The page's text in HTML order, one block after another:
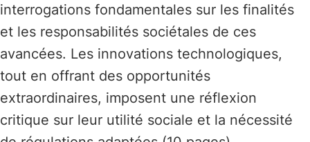
interrogations fondamentales sur les finalités
et les responsabilités sociétales de ces
avancées. Les innovations technologiques,
tout en offrant des opportunités
extraordinaires, imposent une réflexion
critique sur leur utilité sociale et la nécessité